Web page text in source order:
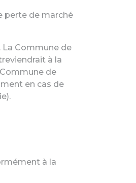
perte de marché
La Commune de
à la
de
en cas de
à la